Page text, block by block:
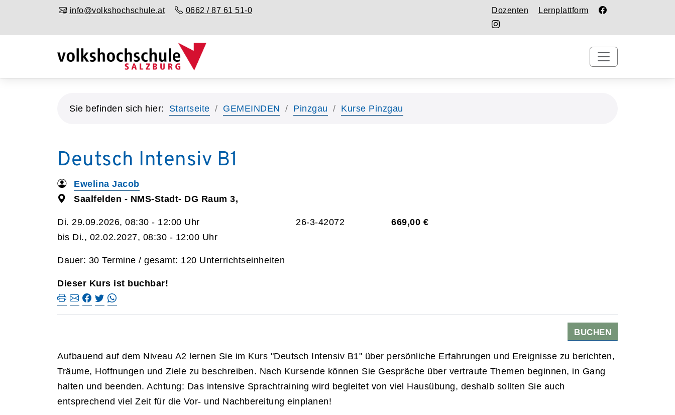
info@volkshochschule.at 0662 / 87 61 51-0 Dozenten Lernplattform
Sie befinden sich hier: Startseite GEMEINDEN Pinzgau Kurse Pinzgau
Deutsch Intensiv B1
Ewelina Jacob
Saalfelden - NMS-Stadt- DG Raum 3,
Di. 29.09.2026, 08:30 - 12:00 Uhr
bis Di., 02.02.2027, 08:30 - 12:00 Uhr
26-3-42072 669,00 €
Dauer: 30 Termine / gesamt: 120 Unterrichtseinheiten
Dieser Kurs ist buchbar!
BUCHEN
Aufbauend auf dem Niveau A2 lernen Sie im Kurs "Deutsch Intensiv B1" über persönliche Erfahrungen und Ereignisse zu berichten,
Träume, Hoffnungen und Ziele zu beschreiben. Nach Kursende können Sie Gespräche über vertraute Themen beginnen, in Gang
halten und beenden. Achtung: Das intensive Sprachtraining wird begleitet von viel Hausübung, deshalb sollten Sie auch
entsprechend viel Zeit für die Vor- und Nachbereitung einplanen!